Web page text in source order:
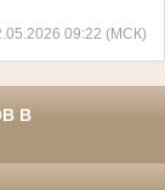
09:22 (МСК)
В